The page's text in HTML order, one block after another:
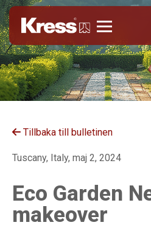
Tillbaka till bulletinen
Tuscany, Italy, maj 2, 2024
Eco Garden
makeover